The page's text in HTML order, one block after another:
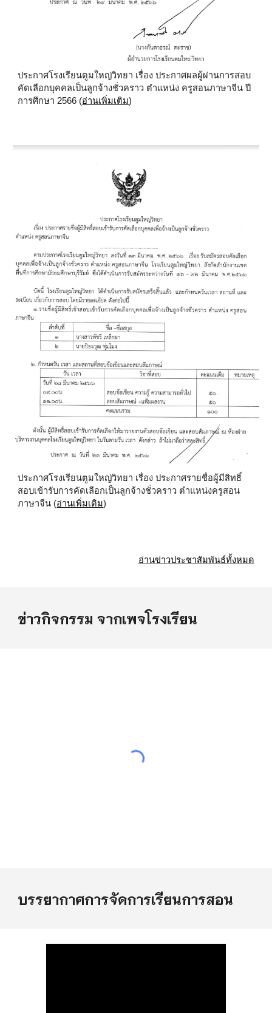
ประกาศโรงเรียนตูมใหญ่วิทยา เรื่องประกาศผลผู้ผ่านการสอบ
คัดเลือกบุคคลเป็นลูกจ้างชั่วคราว ตำแหน่ง ครูสอนภาษาจีน ปี
การศึกษา 2566 (อ่านเพิ่มเติม)
ประกาศโรงเรียนตูมใหญ่วิทยา เรื่อง ประกาศรายชื่อผู้มีสิทธิ์
สอบเข้ารับการคัดเลือกเป็นลูกจ้างชั่วคราว ตำแหน่งครูสอน
ภาษาจีน (อ่านเพิ่มเติม)
อ่านข่าวประชาสัมพันธ์ทั้งหมด
ข่าวกิจกรรม จากเพจโรงเรียน
บรรยากาศการจัดการเรียนการสอน